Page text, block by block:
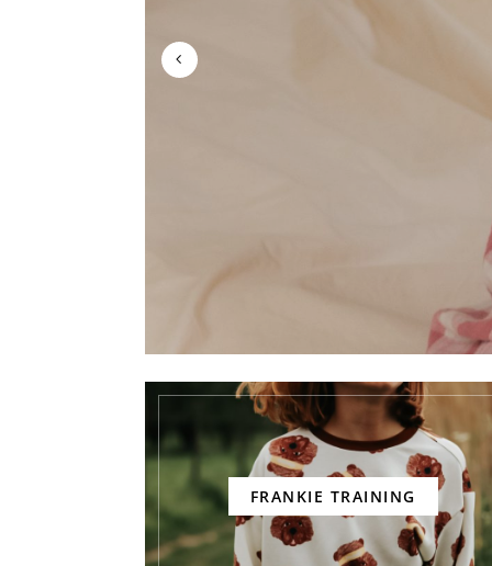
FRANKIE TRAINING